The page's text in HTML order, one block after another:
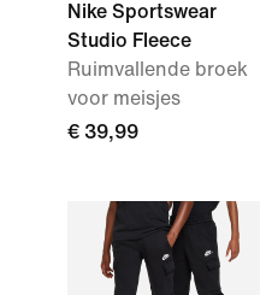
Nike Sportswear
Studio Fleece
Ruimvallende broek
voor meisjes
€ 39,99